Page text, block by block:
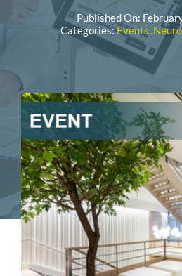
Published On:
Categories:Events,